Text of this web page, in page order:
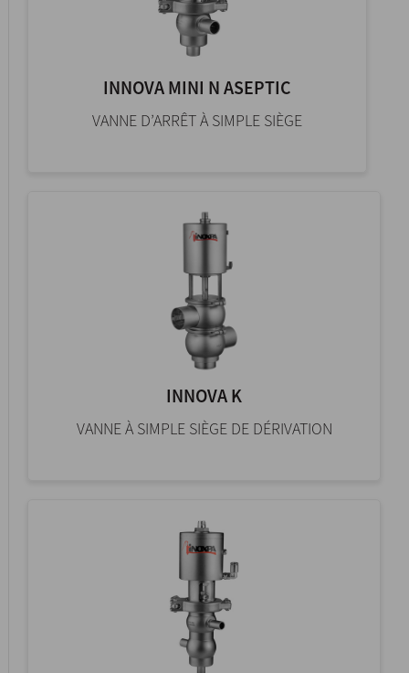
INNOVA MINI N ASEPTIC
VANNE D’ARRÊT À SIMPLE SIÈGE
INNOVA K
VANNE À SIMPLE SIÈGE DE DÉRIVATION